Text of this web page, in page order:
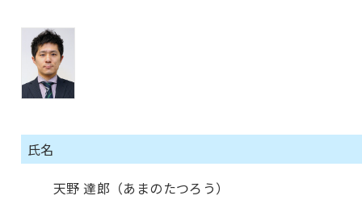
氏名
天野 達郎（あまのたつろう）